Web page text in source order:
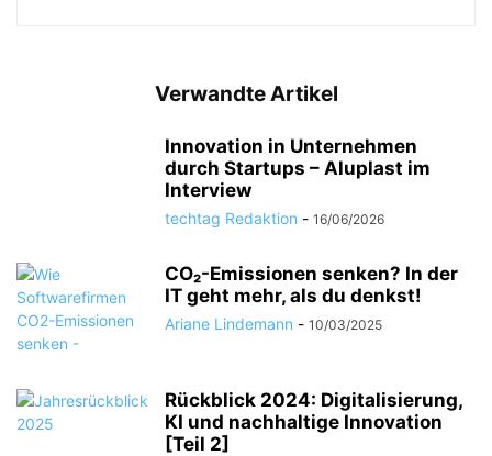
Verwandte Artikel
Innovation in Unternehmen
durch Startups – Aluplast im
Interview
techtag Redaktion - 16/06/2026
CO₂-Emissionen senken? In der
IT geht mehr, als du denkst!
Ariane Lindemann - 10/03/2025
Rückblick 2024: Digitalisierung,
KI und nachhaltige Innovation
[Teil 2]